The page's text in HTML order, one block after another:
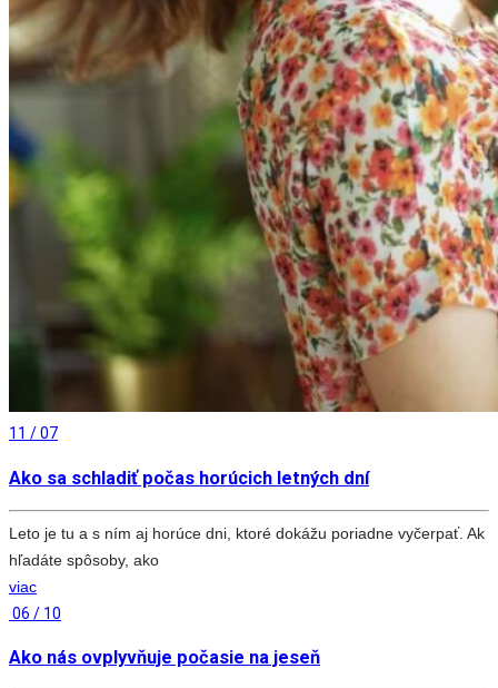
11 / 07
Ako sa schladiť počas horúcich letných dní
Leto je tu a s ním aj horúce dni, ktoré dokážu poriadne vyčerpať. Ak
hľadáte spôsoby, ako
viac
06 / 10
Ako nás ovplyvňuje počasie na jeseň